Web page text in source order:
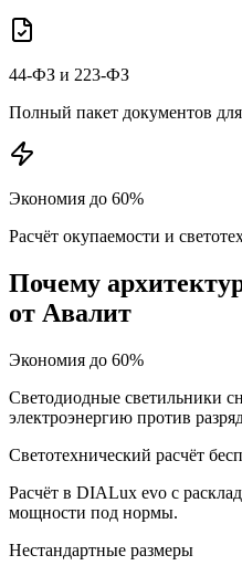
44-ФЗ и 223-ФЗ
Полный пакет документов
Экономия до 60%
Расчёт окупаемости и
Почему
от Авалит
Экономия до 60%
Светодиодные светильники
электроэнергию против
Светотехнический расчёт
Расчёт в DIALux evo с
мощности под нормы.
Нестандартные размеры